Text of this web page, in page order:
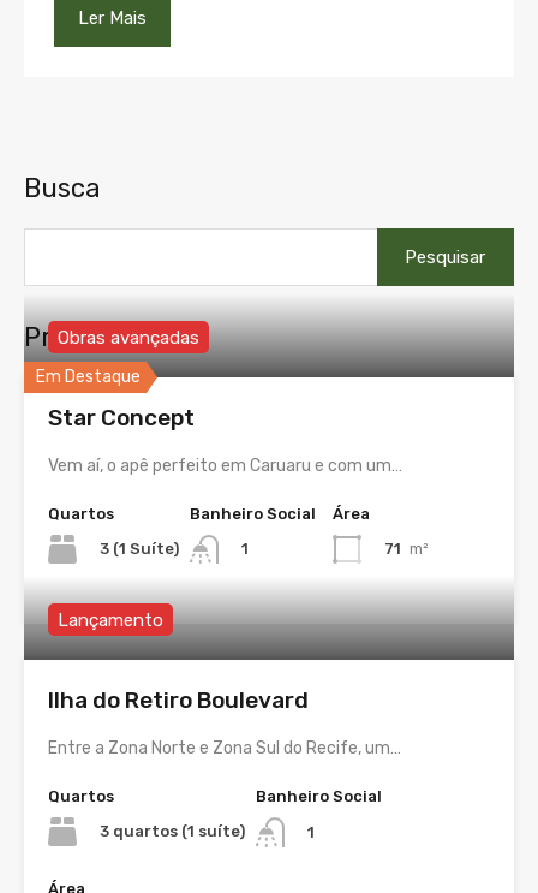
Ler Mais
Busca
por:
Propriedades
Em Destaque
Obras avançadas
Star Concept
Vem aí, o apê perfeito em Caruaru e com um…
Quartos
3 (1 Suíte)
Banheiro Social
1
Área
71 m²
Lançamento
Ilha do Retiro Boulevard
Entre a Zona Norte e Zona Sul do Recife, um…
Quartos
3 quartos (1 suíte)
Banheiro Social
1
Área